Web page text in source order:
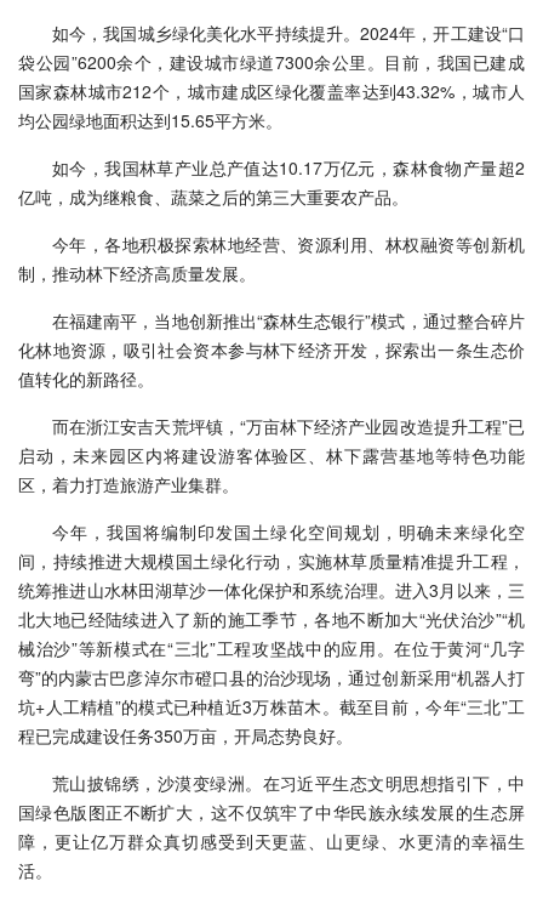
如今，我国城乡绿化美化水平持续提升。2024年，开工建设“口
袋公园”6200余个，建设城市绿道7300余公里。目前，我国已建成
国家森林城市212个，城市建成区绿化覆盖率达到43.32%，城市人
均公园绿地面积达到15.65平方米。
如今，我国林草产业总产值达10.17万亿元，森林食物产量超2
亿吨，成为继粮食、蔬菜之后的第三大重要农产品。
今年，各地积极探索林地经营、资源利用、林权融资等创新机
制，推动林下经济高质量发展。
在福建南平，当地创新推出“森林生态银行”模式，通过整合碎片
化林地资源，吸引社会资本参与林下经济开发，探索出一条生态价
值转化的新路径。
而在浙江安吉天荒坪镇，“万亩林下经济产业园改造提升工程”已
启动，未来园区内将建设游客体验区、林下露营基地等特色功能
区，着力打造旅游产业集群。
今年，我国将编制印发国土绿化空间规划，明确未来绿化空
间，持续推进大规模国土绿化行动，实施林草质量精准提升工程，
统筹推进山水林田湖草沙一体化保护和系统治理。进入3月以来，三
北大地已经陆续进入了新的施工季节，各地不断加大“光伏治沙”“机
械治沙”等新模式在“三北”工程攻坚战中的应用。在位于黄河“几字
弯”的内蒙古巴彦淖尔市磴口县的治沙现场，通过创新采用“机器人打
坑+人工精植”的模式已种植近3万株苗木。截至目前，今年“三北”工
程已完成建设任务350万亩，开局态势良好。
荒山披锦绣，沙漠变绿洲。在习近平生态文明思想指引下，中
国绿色版图正不断扩大，这不仅筑牢了中华民族永续发展的生态屏
障，更让亿万群众真切感受到天更蓝、山更绿、水更清的幸福生
活。